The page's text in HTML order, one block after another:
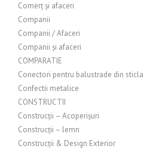
Comerț și afaceri
Companii
Companii / Afaceri
Companii și afaceri
COMPARATIE
Conectori pentru balustrade din sticla
Confectii metalice
CONSTRUCTII
Construcții – Acoperișuri
Construcții – lemn
Construcții & Design Exterior